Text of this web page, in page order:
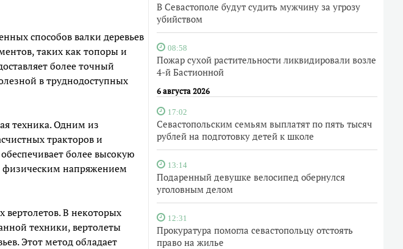
В Севастополе будут судить мужчину за угрозу
убийством
08:58
Пожар сухой растительности ликвидировали возле
4-й Бастионной
6 августа 2026
17:02
Севастопольским семьям выплатят по пять тысяч
рублей на подготовку детей к школе
13:14
Подаренный девушке велосипед обернулся
уголовным делом
12:31
Прокуратура помогла севастопольцу отстоять
право на жилье
способов валки деревьев
таких как топоры и
более точный
в труднодоступных
техника. Одним из
тракторов и
более высокую
физическим напряжением
вертолетов. В некоторых
техники, вертолеты
Этот метод обладает